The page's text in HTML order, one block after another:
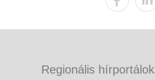
Regionális hírportálok